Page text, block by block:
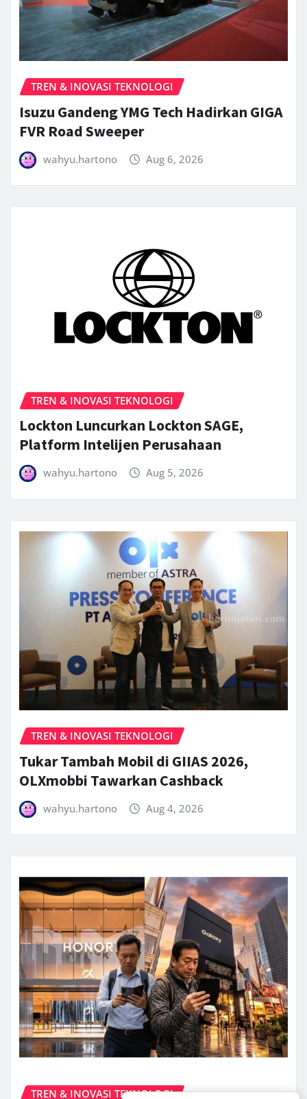
TREN & INOVASI TEKNOLOGI
Isuzu Gandeng YMG Tech Hadirkan GIGA
FVR Road Sweeper
wahyu.hartono Aug 6, 2026
TREN & INOVASI TEKNOLOGI
Lockton Luncurkan Lockton SAGE,
Platform Intelijen Perusahaan
wahyu.hartono Aug 5, 2026
TREN & INOVASI TEKNOLOGI
Tukar Tambah Mobil di GIIAS 2026,
OLXmobbi Tawarkan Cashback
wahyu.hartono Aug 4, 2026
TREN & INOVASI TEKNOLOGI